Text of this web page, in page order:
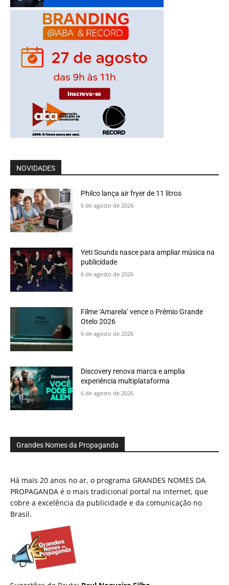
NOVIDADES
Philco lança air fryer de 11 litros
6 de agosto de 2026
Yeti Sounds nasce para ampliar música na
publicidade
6 de agosto de 2026
Filme ‘Amarela’ vence o Prêmio Grande
Otelo 2026
6 de agosto de 2026
Discovery renova marca e amplia
experiência multiplataforma
6 de agosto de 2026
Grandes Nomes da Propaganda
Há mais 20 anos no ar, o programa GRANDES NOMES DA
PROPAGANDA é o mais tradicional portal na internet, que
cobre a excelência da publicidade e da comunicação no
Brasil.